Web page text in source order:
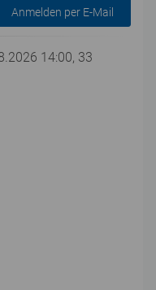
Anmelden per E-Mail
14:00, 33